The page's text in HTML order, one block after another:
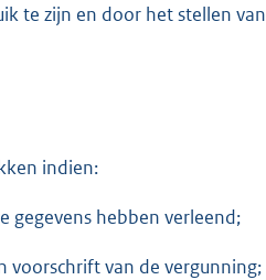
te zijn en door het stellen van
indien:
gegevens hebben verleend;
voorschrift van de vergunning;